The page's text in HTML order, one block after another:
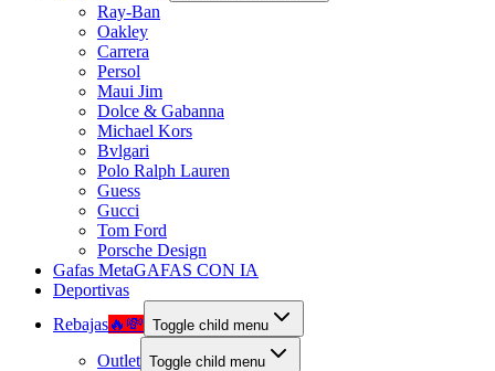
Ray-Ban
Oakley
Carrera
Persol
Maui Jim
Dolce & Gabanna
Michael Kors
Bvlgari
Polo Ralph Lauren
Guess
Gucci
Tom Ford
Porsche Design
Gafas MetaGAFAS CON IA
Deportivas
Rebajas🔥💸 Toggle child menu
Outlet Toggle child menu